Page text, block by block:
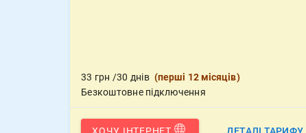
33 грн /30 днів (перші 12 місяців)
Безкоштовне підключення